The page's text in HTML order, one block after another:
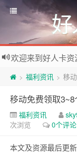
好
> 福利资讯 > 移
移动免费领取
福利资讯
次浏览
0个评论
本文及资源最后更